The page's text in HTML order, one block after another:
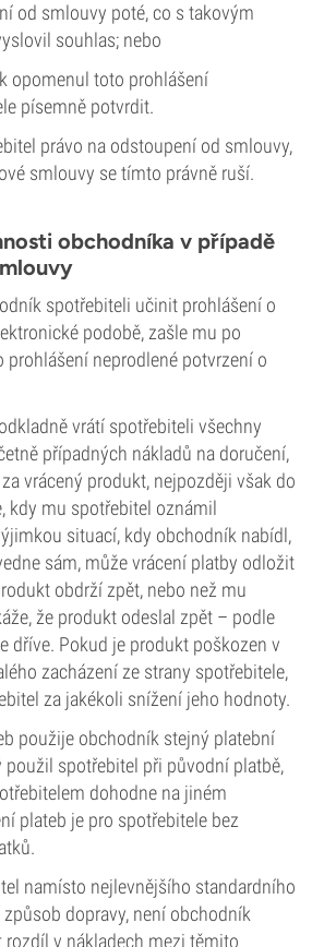
od smlouvy poté, co s takovým
souhlas; nebo
opomenul toto prohlášení
písemně potvrdit.
právo na odstoupení od smlouvy,
smlouvy se tímto právně ruší.
obchodníka v případě
spotřebiteli učinit prohlášení o
podobě, zašle mu po
prohlášení neprodlené potvrzení o
vrátí spotřebiteli všechny
případných nákladů na doručení,
vrácený produkt, nejpozději však do
kdy mu spotřebitel oznámil
situací, kdy obchodník nabídl,
sám, může vrácení platby odložit
obdrží zpět, nebo než mu
že produkt odeslal zpět – podle
dříve. Pokud je produkt poškozen v
zacházení ze strany spotřebitele,
za jakékoli snížení jeho hodnoty.
použije obchodník stejný platební
použil spotřebitel při původní platbě,
dohodne na jiném
plateb je pro spotřebitele bez
namísto nejlevnějšího standardního
dopravy, není obchodník
rozdíl v nákladech mezi těmito